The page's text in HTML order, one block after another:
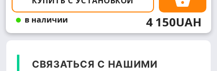
в наличии
4 150UAH
СВЯЗАТЬСЯ С НАШИМИ